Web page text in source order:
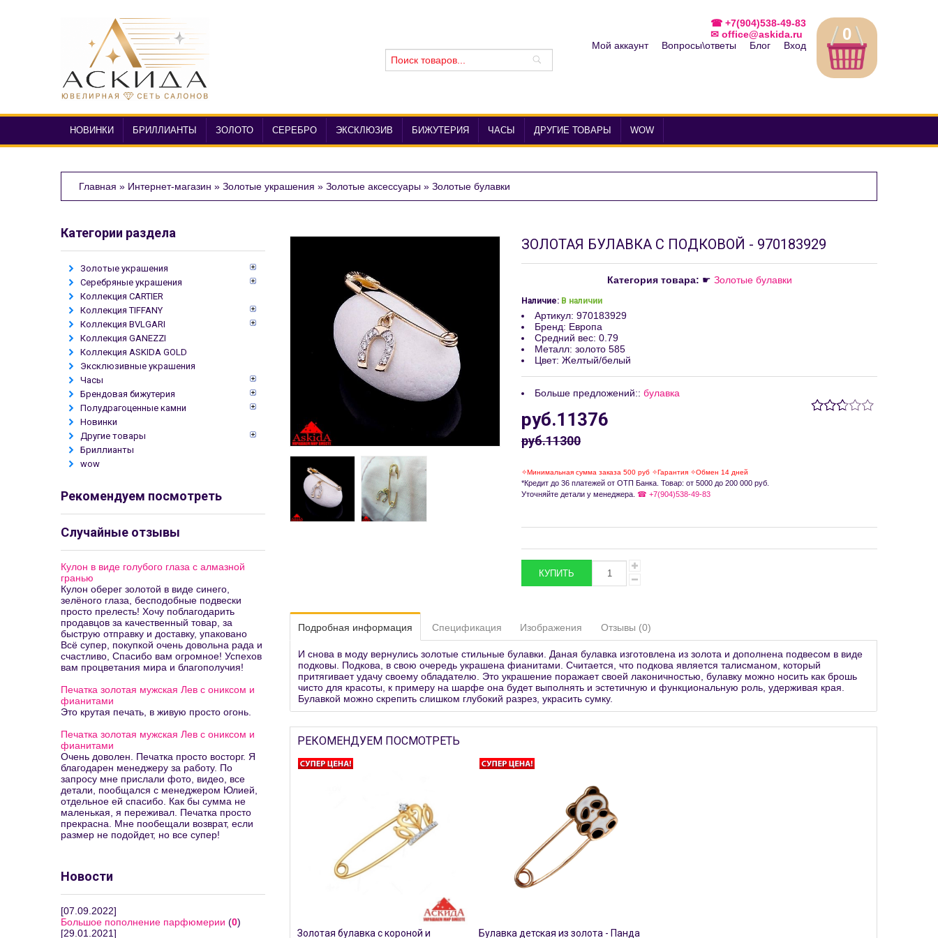
0
☎ +7(904)538-49-83
✉ office@askida.ru
Мой аккаунт
Вопросы\ответы Блог Вход
НОВИНКИ БРИЛЛИАНТЫ ЗОЛОТО СЕРЕБРО ЭКСКЛЮЗИВ БИЖУТЕРИЯ ЧАСЫ ДРУГИЕ ТОВАРЫ WOW
Главная » Интернет-магазин » Золотые украшения » Золотые аксессуары » Золотые булавки
ЗОЛОТАЯ БУЛАВКА С ПОДКОВОЙ - 970183929
Категория товара: ☛ Золотые булавки
Наличие: В наличии
Артикул: 970183929
Бренд: Европа
Средний вес: 0.79
Металл: золото 585
Цвет: Желтый/белый
Больше предложений:: булавка
руб.11376
руб.11300
✧Минимальная сумма заказа 500 руб ✧Гарантия ✧Обмен 14 дней
*Кредит до 36 платежей от ОТП Банка. Товар: от 5000 до 200 000 руб.
Уточняйте детали у менеджера. ☎ +7(904)538-49-83
Подробная информация
И снова в моду вернулись золотые стильные булавки. Даная булавка изготовлена из золота и дополнена подвесом в виде
подковы. Подкова, в свою очередь украшена фианитами. Считается, что подкова является талисманом, который
притягивает удачу своему обладателю. Это украшение поражает своей лаконичностью, булавку можно носить как брошь
чисто для красоты, к примеру на шарфе она будет выполнять и эстетичную и функциональную роль, удерживая края.
Булавкой можно скрепить слишком глубокий разрез, украсить сумку.
Спецификация Изображения Отзывы (0)
РЕКОМЕНДУЕМ ПОСМОТРЕТЬ
Золотая булавка с короной и Булавка детская из золота - Панда
Категории раздела
Золотые украшения
Серебряные украшения
Коллекция CARTIER
Коллекция TIFFANY
Коллекция BVLGARI
Коллекция GANEZZI
Коллекция ASKIDA GOLD
Эксклюзивные украшения
Часы
Брендовая бижутерия
Полудрагоценные камни
Новинки
Другие товары
Бриллианты
wow
Рекомендуем посмотреть
Случайные отзывы
Кулон в виде голубого глаза с алмазной
гранью
Кулон оберег золотой в виде синего,
зелёного глаза, бесподобные подвески
просто прелесть! Хочу поблагодарить
продавцов за качественный товар, за
быструю отправку и доставку, упаковано
Всё супер, покупкой очень довольна рада и
счастливо, Спасибо вам огромное! Успехов
вам процветания мира и благополучия!
Печатка золотая мужская Лев с ониксом и
фианитами
Это крутая печать, в живую просто огонь.
Печатка золотая мужская Лев с ониксом и
фианитами
Очень доволен. Печатка просто восторг. Я
благодарен менеджеру за работу. По
запросу мне прислали фото, видео, все
детали, пообщался с менеджером Юлией,
отдельное ей спасибо. Как бы сумма не
маленькая, я переживал. Печатка просто
прекрасна. Мне пообещали возврат, если
размер не подойдет, но все супер!
Новости
[07.09.2022]
Большое пополнение парфюмерии (0)
[29.01.2021]